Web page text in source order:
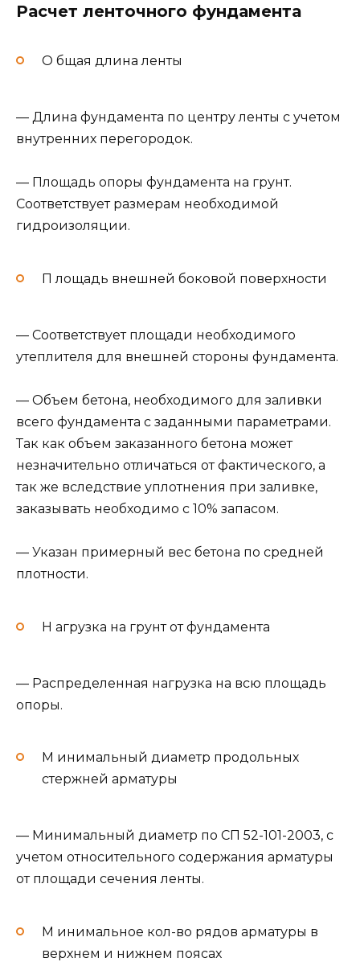
Расчет ленточного фундамента
О бщая длина ленты
— Длина фундамента по центру ленты с учетом
внутренних перегородок.
— Площадь опоры фундамента на грунт.
Соответствует размерам необходимой
гидроизоляции.
П лощадь внешней боковой поверхности
— Соответствует площади необходимого
утеплителя для внешней стороны фундамента.
— Объем бетона, необходимого для заливки
всего фундамента с заданными параметрами.
Так как объем заказанного бетона может
незначительно отличаться от фактического, а
так же вследствие уплотнения при заливке,
заказывать необходимо с 10% запасом.
— Указан примерный вес бетона по средней
плотности.
Н агрузка на грунт от фундамента
— Распределенная нагрузка на всю площадь
опоры.
М инимальный диаметр продольных
стержней арматуры
— Минимальный диаметр по СП 52-101-2003, с
учетом относительного содержания арматуры
от площади сечения ленты.
М инимальное кол-во рядов арматуры в
верхнем и нижнем поясах